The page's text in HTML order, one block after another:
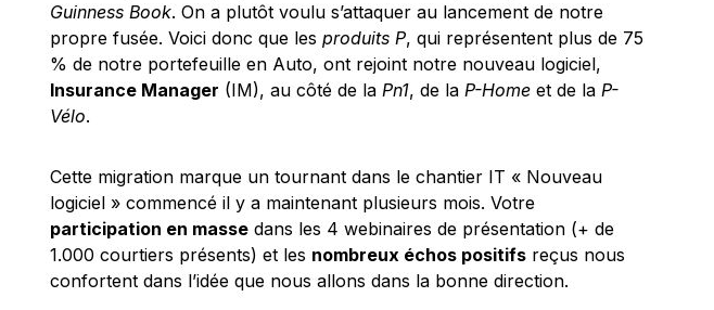
Guinness Book. On a plutôt voulu s’attaquer au lancement de notre
propre fusée. Voici donc que les produits P, qui représentent plus de 75
% de notre portefeuille en Auto, ont rejoint notre nouveau logiciel,
Insurance Manager (IM), au côté de la Pn1, de la P-Home et de la P-
Vélo.
Cette migration marque un tournant dans le chantier IT « Nouveau
logiciel » commencé il y a maintenant plusieurs mois. Votre
participation en masse dans les 4 webinaires de présentation (+ de
1.000 courtiers présents) et les nombreux échos positifs reçus nous
confortent dans l’idée que nous allons dans la bonne direction.